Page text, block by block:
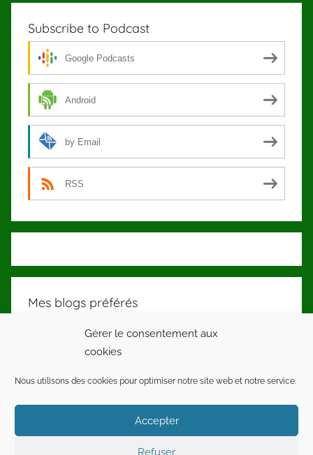
Gérer le consentement aux
cookies
Nous utilisons des cookies pour optimiser notre site web et notre service.
Accepter
Refuser
Subscribe to Podcast
Google Podcasts
Android
by Email
RSS
Mes blogs préférés
Mon Super Régime ! Atteindre son poids idéal
Avec le jeûne intermittent
Ma Carrière En Mains ! Trouvez un emploi qui
Apprendre la plongée en eaux profondes et sur